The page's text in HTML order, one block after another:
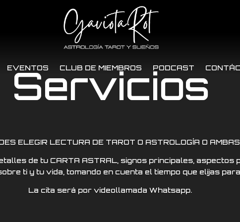
EVENTOS CLUB DE MIEMBROS PODCAST
Servicios
ELEGIR LECTURA DE TAROT O ASTROLOGÍA O
de tu CARTA ASTRAL, signos principales, aspectos
ti y tu vida, tomando en cuenta el tiempo que elijas
La cita será por videollamada Whatsapp.